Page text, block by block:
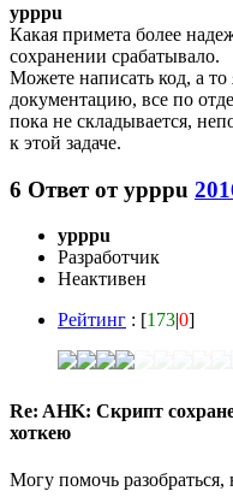
ypppu
Какая примета более
сохранении срабатывало.
Можете написать код, а
документацию, все по
пока не складывается,
к этой задаче.
6 Ответ отypppu
ypppu
Разработчик
Неактивен
Рейтинг : [173|0]
Re: AHK: Скрипт
хоткею
Могу помочь разобраться,